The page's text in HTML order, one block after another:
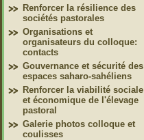
Renforcer la résilience des
sociétés pastorales
Organisations et
organisateurs du colloque:
contacts
Gouvernance et sécurité des
espaces saharo-sahéliens
Renforcer la viabilité sociale
et économique de l'élevage
pastoral
Galerie photos colloque et
coulisses